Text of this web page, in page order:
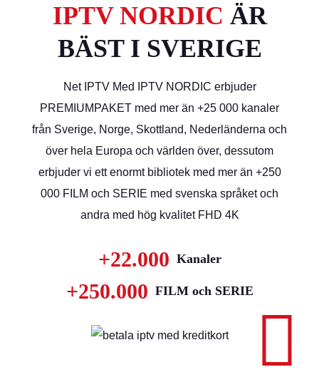
IPTV NORDIC ÄR
BÄST I SVERIGE
Net IPTV Med IPTV NORDIC erbjuder
PREMIUMPAKET med mer än +25 000 kanaler
från Sverige, Norge, Skottland, Nederländerna och
över hela Europa och världen över, dessutom
erbjuder vi ett enormt bibliotek med mer än +250
000 FILM och SERIE med svenska språket och
andra med hög kvalitet FHD 4K
+22.000 Kanaler
+250.000 FILM och SERIE